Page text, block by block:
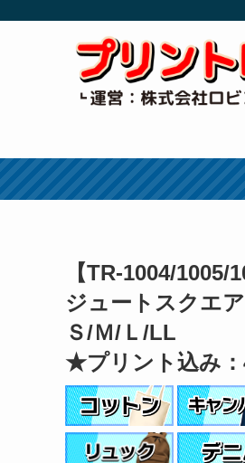
【TR-1004/1005/
ジュートスクエ
Ｓ/Ｍ/Ｌ/LL
★プリント込み：